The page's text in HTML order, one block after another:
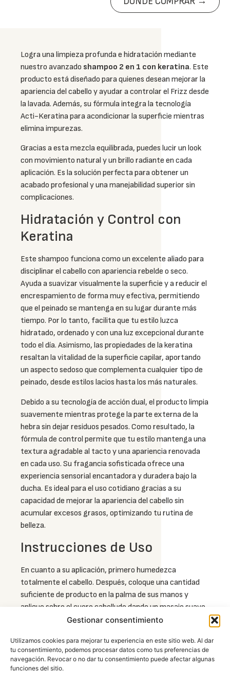
Gestionar consentimiento
Utilizamos cookies para mejorar tu experiencia en este sitio web. Al dar
tu consentimiento, podemos procesar datos como tus preferencias de
navegación. Revocar o no dar tu consentimiento puede afectar algunas
funciones del sitio.
Logra una limpieza profunda e hidratación mediante
nuestro avanzado shampoo 2 en 1 con keratina. Este
producto está diseñado para quienes desean mejorar la
apariencia del cabello y ayudar a controlar el Frizz desde
la lavada. Además, su fórmula integra la tecnología
Acti-Keratina para acondicionar la superficie mientras
elimina impurezas.
Gracias a esta mezcla equilibrada, puedes lucir un look
con movimiento natural y un brillo radiante en cada
aplicación. Es la solución perfecta para obtener un
acabado profesional y una manejabilidad superior sin
complicaciones.
Hidratación y Control con
Keratina
Este shampoo funciona como un excelente aliado para
disciplinar el cabello con apariencia rebelde o seco.
Ayuda a suavizar visualmente la superficie y a reducir el
encrespamiento de forma muy efectiva, permitiendo
que el peinado se mantenga en su lugar durante más
tiempo. Por lo tanto, facilita que tu estilo luzca
hidratado, ordenado y con una luz excepcional durante
todo el día. Asimismo, las propiedades de la keratina
resaltan la vitalidad de la superficie capilar, aportando
un aspecto sedoso que complementa cualquier tipo de
peinado, desde estilos lacios hasta los más naturales.
Debido a su tecnología de acción dual, el producto limpia
suavemente mientras protege la parte externa de la
hebra sin dejar residuos pesados. Como resultado, la
fórmula de control permite que tu estilo mantenga una
textura agradable al tacto y una apariencia renovada
en cada uso. Su fragancia sofisticada ofrece una
experiencia sensorial encantadora y duradera bajo la
ducha. Es ideal para el uso cotidiano gracias a su
capacidad de mejorar la apariencia del cabello sin
acumular excesos grasos, optimizando tu rutina de
belleza.
Instrucciones de Uso
En cuanto a su aplicación, primero humedezca
totalmente el cabello. Después, coloque una cantidad
suficiente de producto en la palma de sus manos y
aplique sobre el cuero cabelludo dando un masaje suave
con las yemas de los dedos hasta generar espuma.
para asegurar que la fórmula cubra toda la superficie
deseada. Finalmente, enjuague con abundante agua; al
ser unshampoo con keratina 2 en 1